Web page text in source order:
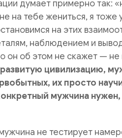
думает примерно так:
на тебе жениться, я тоже
на этих
наблюдением и
он об этом не скажет —
цивилизацию,
их просто
мужчина
не тестирует